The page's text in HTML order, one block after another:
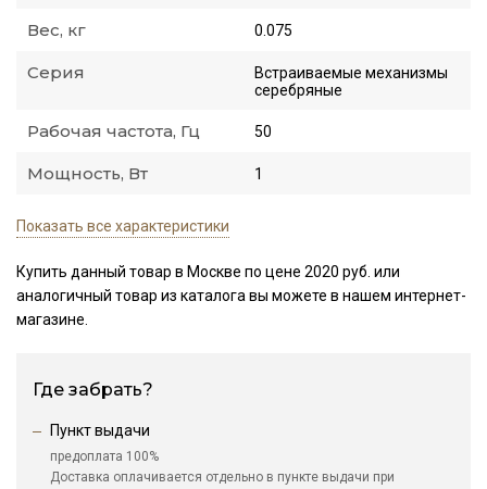
Вес, кг 0.075
Серия
Встраиваемые механизмы
серебряные
Рабочая частота, Гц 50
Мощность, Вт 1
Показать все характеристики
Купить данный товар в Москве по цене 2020 руб. или
аналогичный товар из каталогавы можете в нашем интернет-
магазине.
Где забрать?
Пункт выдачи
предоплата 100%
Доставка оплачивается отдельно в пункте выдачи при